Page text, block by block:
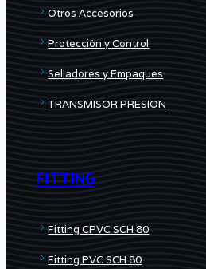
Otros Accesorios
Protección y Control
Selladores y Empaques
TRANSMISOR PRESION
FITTING
Fitting CPVC SCH 80
Fitting PVC SCH 80